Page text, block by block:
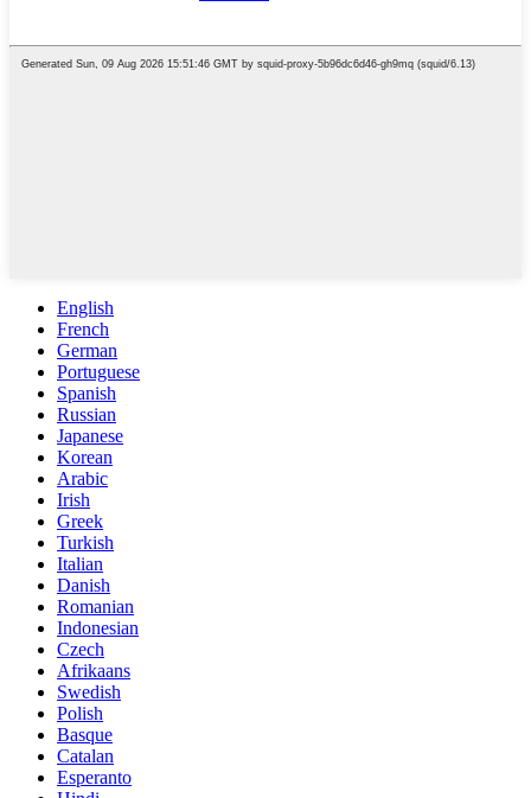
English
French
German
Portuguese
Spanish
Russian
Japanese
Korean
Arabic
Irish
Greek
Turkish
Italian
Danish
Romanian
Indonesian
Czech
Afrikaans
Swedish
Polish
Basque
Catalan
Esperanto